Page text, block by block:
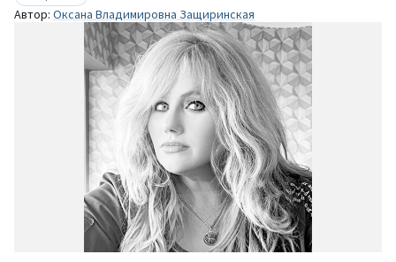
Автор: Оксана Владимировна Защиринская